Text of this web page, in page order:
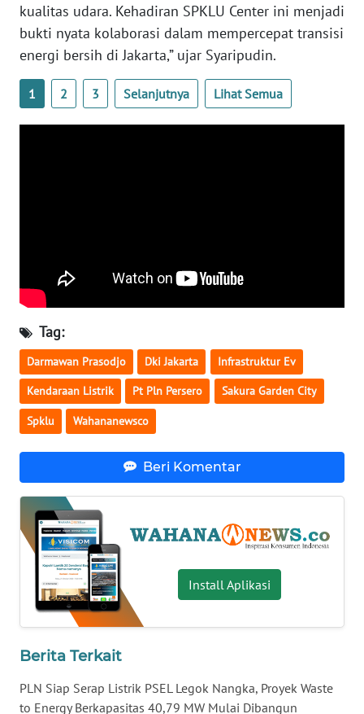
kualitas udara. Kehadiran SPKLU Center ini menjadi
bukti nyata kolaborasi dalam mempercepat transisi
energi bersih di Jakarta,” ujar Syaripudin.
1 2 3 Selanjutnya Lihat Semua
Tag:
Darmawan Prasodjo Dki Jakarta Infrastruktur Ev
Kendaraan Listrik Pt Pln Persero Sakura Garden City
Spklu Wahananewsco
Beri Komentar
Install Aplikasi
Berita Terkait
PLN Siap Serap Listrik PSEL Legok Nangka, Proyek Waste
to Energy Berkapasitas 40,79 MW Mulai Dibangun
WN
SERAMBI
JAMBI
SULTENG
WN
SULBAR
WN
BABEL
WN
SUMBAR
WN
SUMSEL
WN
BENGKULU
WN
LAMPUNG
JATENG